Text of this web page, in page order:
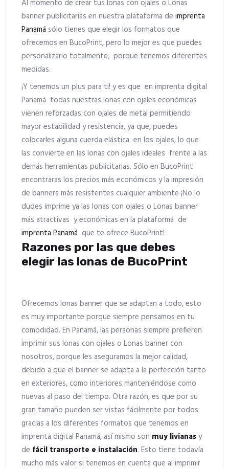
Al momento de crear tus lonas con ojales o Lonas
banner publicitarias en nuestra plataforma deimprenta
Panamá sólo tienes que elegir los formatos que
ofrecemos en BucoPrint, pero lo mejor es que puedes
personalizarlo totalmente, porque tenemos diferentes
medidas.
¡Y tenemos un plus para ti! y es que en imprenta digital
Panamá todas nuestras lonas con ojales económicas
vienen reforzadas con ojales de metal permitiendo
mayor estabilidad y resistencia, ya que, puedes
colocarles alguna cuerda elástica en los ojales, lo que
las convierte en las lonas con ojales ideales frente a las
demás herramientas publicitarias. Sólo en BucoPrint
encontraras los precios más económicos y la impresión
de banners más resistentes cualquier ambiente ¡No lo
dudes imprime ya las lonas con ojales o Lonas banner
más atractivas y económicas en la plataforma de
imprenta Panamá que te ofrece BucoPrint!
Razones por las que debes
elegir las lonas de BucoPrint
Ofrecemos lonas banner que se adaptan a todo, esto
es muy importante porque siempre pensamos en tu
comodidad. En Panamá, las personas siempre prefieren
imprimir sus lonas con ojales o Lonas banner con
nosotros, porque les aseguramos la mejor calidad,
debido a que el banner se adapta a la perfección tanto
en exteriores, como interiores manteniéndose como
nuevas al paso del tiempo. Otra razón, es que por su
gran tamaño pueden ser vistas fácilmente por todos
gracias a los diferentes formatos que tenemos en
imprenta digital Panamá, así mismo son muy livianasy
de fácil transporte e instalación. Esto tiene todavía
mucho más valor si tenemos en cuenta que al imprimir